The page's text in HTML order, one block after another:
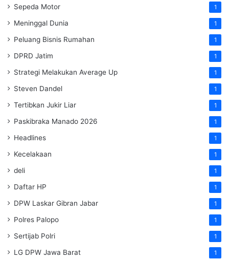
Sepeda Motor 1
Meninggal Dunia 1
Peluang Bisnis Rumahan 1
DPRD Jatim 1
Strategi Melakukan Average Up 1
Steven Dandel 1
Tertibkan Jukir Liar 1
Paskibraka Manado 2026 1
Headlines 1
Kecelakaan 1
deli 1
Daftar HP 1
DPW Laskar Gibran Jabar 1
Polres Palopo 1
Sertijab Polri 1
LG DPW Jawa Barat 1